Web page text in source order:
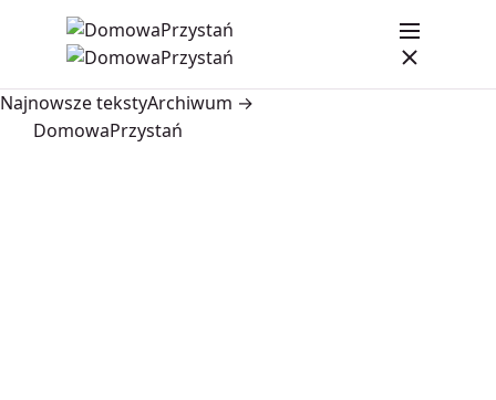
Najnowsze tekstyArchiwum →
DomowaPrzystań